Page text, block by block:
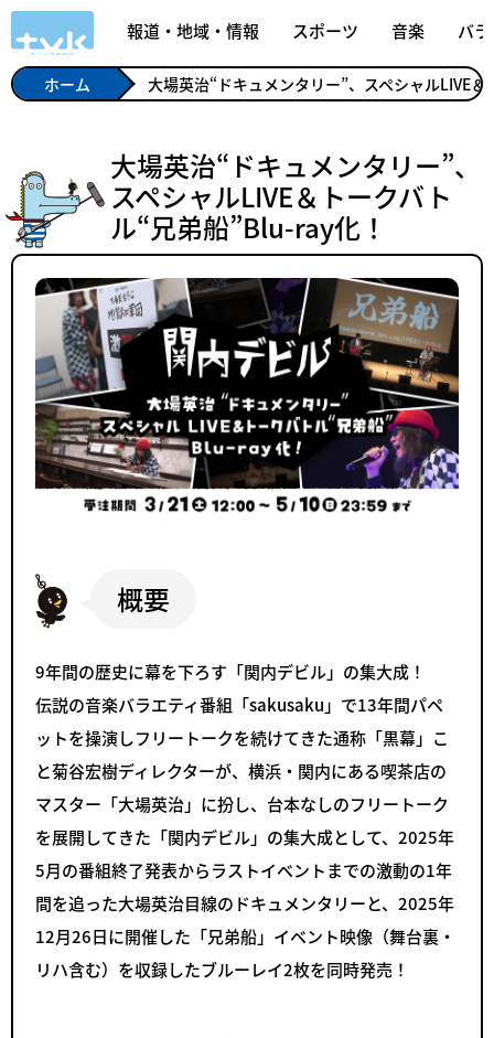
報道・地域・情報 スポーツ 音楽 バ
ホーム 大場英治“ドキュメンタリー”、スペシャルLIVE
大場英治“ドキュメンタリー”、
スペシャルLIVE＆トークバト
ル“兄弟船”Blu-ray化！
概要
9年間の歴史に幕を下ろす「関内デビル」の集大成！
伝説の音楽バラエティ番組「sakusaku」で13年間パペ
ットを操演しフリートークを続けてきた通称「黒幕」こ
と菊谷宏樹ディレクターが、横浜・関内にある喫茶店の
マスター「大場英治」に扮し、台本なしのフリートーク
を展開してきた「関内デビル」の集大成として、2025年
5月の番組終了発表からラストイベントまでの激動の1年
間を追った大場英治目線のドキュメンタリーと、2025年
12月26日に開催した「兄弟船」イベント映像（舞台裏・
リハ含む）を収録したブルーレイ2枚を同時発売！